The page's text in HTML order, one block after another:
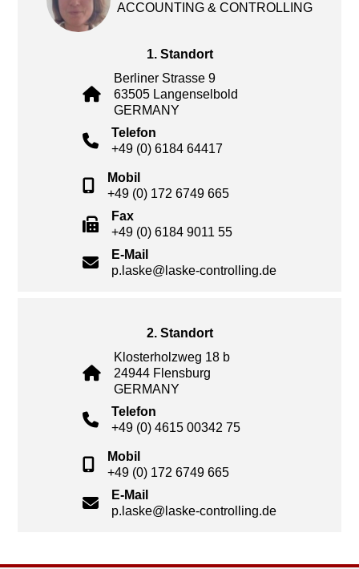
ACCOUNTING & CONTROLLING
1. Standort
Berliner Strasse 9
63505 Langenselbold
GERMANY
Telefon
+49 (0) 6184 64417
Mobil
+49 (0) 172 6749 665
Fax
+49 (0) 6184 9011 55
E-Mail
p.laske@laske-controlling.de
2. Standort
Klosterholzweg 18 b
24944 Flensburg
GERMANY
Telefon
+49 (0) 4615 00342 75
Mobil
+49 (0) 172 6749 665
E-Mail
p.laske@laske-controlling.de